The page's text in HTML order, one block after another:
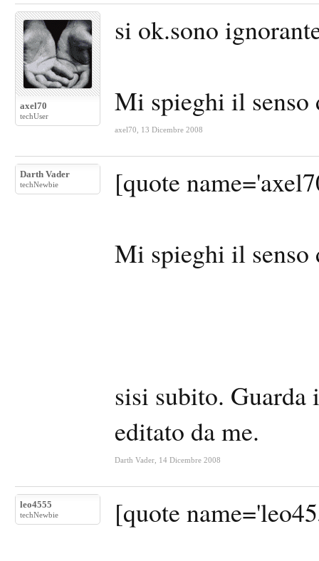
axel70
techUser
si ok.sono
Mi spieghi il senso
axel70 13 Dicembre 2008
Darth Vader
techNewbie [quote
Mi spieghi il senso
sisi subito. Guarda
editato da me.
Darth Vader 14 Dicembre 2008
leo4555
techNewbie [quote